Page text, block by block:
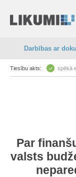
Darbības ar
Tiesību akts: spēkā
Par
valsts